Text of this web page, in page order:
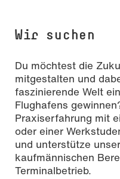
Wir suchen
Du möchtest die
mitgestalten und
faszinierende Welt
Flughafens
Praxiserfahrung mit
oder einer
und unterstütze
kaufmännischen
Terminalbetrieb.